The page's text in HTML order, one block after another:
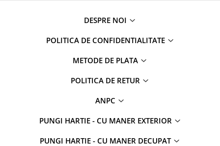
DESPRE NOI
POLITICA DE CONFIDENTIALITATE
METODE DE PLATA
POLITICA DE RETUR
ANPC
PUNGI HARTIE - CU MANER EXTERIOR
PUNGI HARTIE - CU MANER DECUPAT